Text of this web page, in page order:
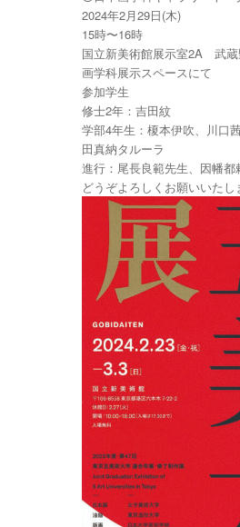
2024年2月29日(木)
15時〜16時
国立新美術館展示室2A 武蔵
画学科展示スペースにて
参加学生
修士2年：吉田紋
学部4年生：榎本伊吹、川口
田真納タルーラ
進行：尾長良範先生、因幡都
どうぞよろしくお願いいたし